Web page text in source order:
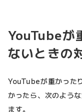
YouTubeが
ないときの
YouTubeが重かった
かったら、次のよう
ます。